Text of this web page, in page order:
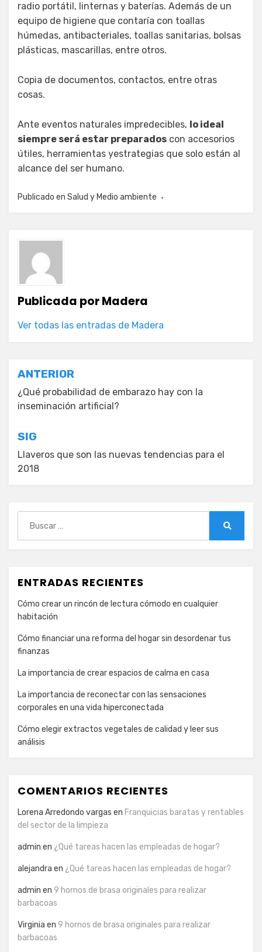
radio portátil, linternas y baterías. Además de un
equipo de higiene que contaría con toallas
húmedas, antibacteriales, toallas sanitarias, bolsas
plásticas, mascarillas, entre otros.
Copia de documentos, contactos, entre otras
cosas.
Ante eventos naturales impredecibles, lo ideal
siempre será estar preparados con accesorios
útiles, herramientas yestrategias que solo están al
alcance del ser humano.
Publicado en Salud y Medio ambiente
Publicada porMadera
Ver todas las entradas de Madera
Navegación
de
entradas
ANTERIOR
¿Qué probabilidad de embarazo hay con la
inseminación artificial?
SIG
Llaveros que son las nuevas tendencias para el
2018
ENTRADAS RECIENTES
Cómo crear un rincón de lectura cómodo en cualquier
habitación
Cómo financiar una reforma del hogar sin desordenar tus
finanzas
La importancia de crear espacios de calma en casa
La importancia de reconectar con las sensaciones
corporales en una vida hiperconectada
Cómo elegir extractos vegetales de calidad y leer sus
análisis
COMENTARIOS RECIENTES
Lorena Arredondo vargas en Franquicias baratas y rentables
del sector de la limpieza
admin en ¿Qué tareas hacen las empleadas de hogar?
alejandra en ¿Qué tareas hacen las empleadas de hogar?
admin en 9 hornos de brasa originales para realizar
barbacoas
Virginia en 9 hornos de brasa originales para realizar
barbacoas